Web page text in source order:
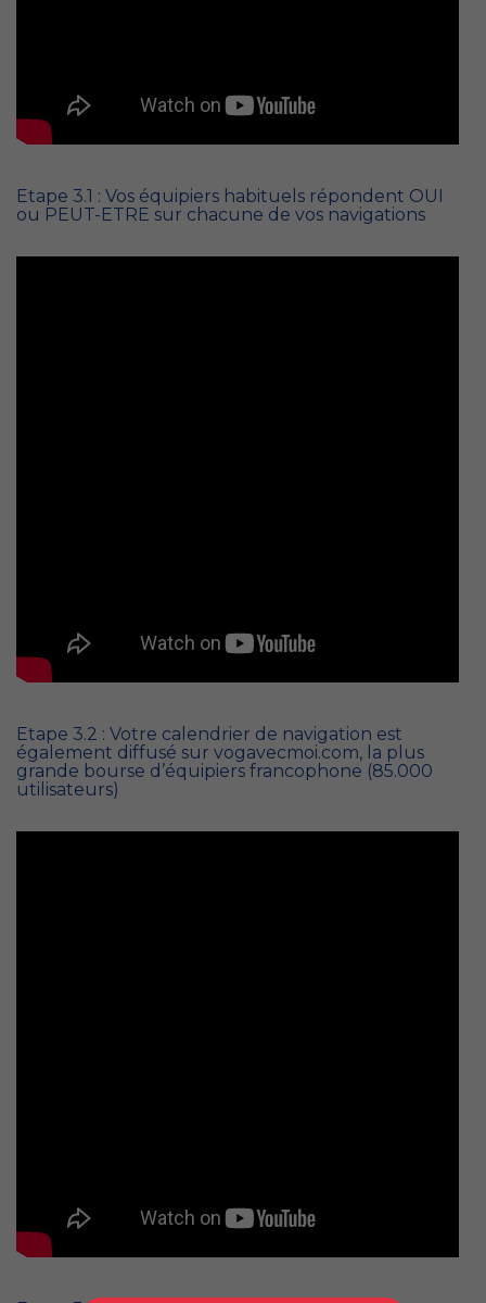
Etape 3.1 : Vos équipiers habituels répondent OUI
ou PEUT-ETRE sur chacune de vos navigations
Etape 3.2 : Votre calendrier de navigation est
également diffusé sur vogavecmoi.com, la plus
grande bourse d’équipiers francophone (85.000
utilisateurs)